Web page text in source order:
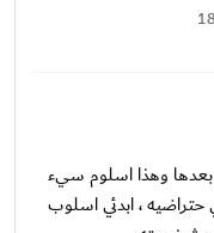
وهذا اسلوم سيء
حتراضيه ، ابدئي اسلوب